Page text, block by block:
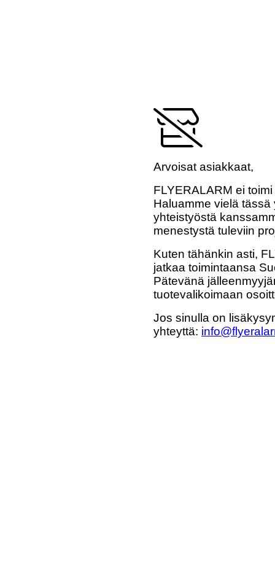
Arvoisat asiakkaat,
FLYERALARM ei
Haluamme vielä
yhteistyöstä
menestystä tuleviin
Kuten tähänkin asti,
jatkaa toimintaansa
Pätevänä
tuotevalikoimaan
Jos sinulla on
yhteyttä: